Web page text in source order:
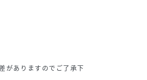
がありますのでご了承下